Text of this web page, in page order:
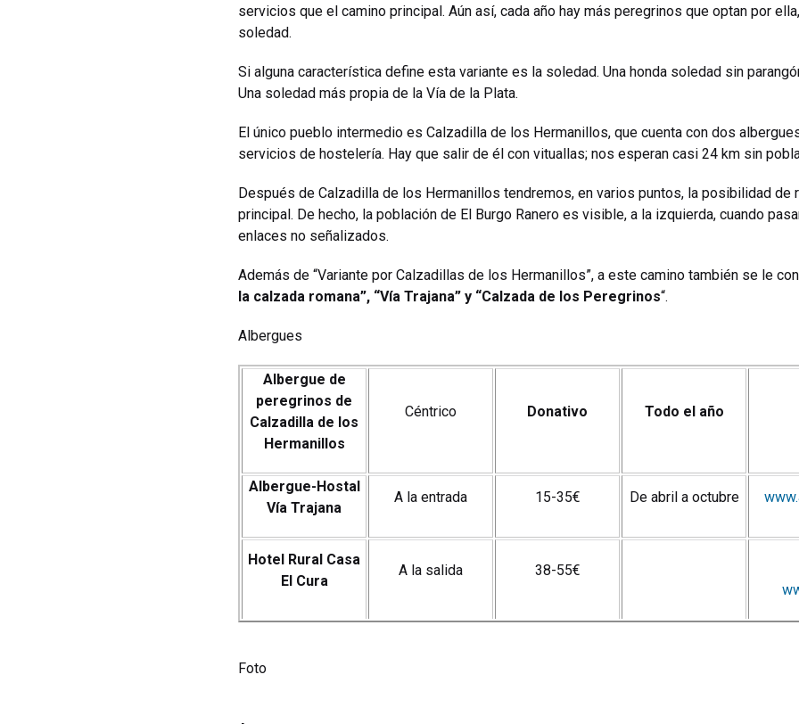
servicios que el camino principal. Aún así, cada año hay más peregrinos que optan por
soledad.
Si alguna característica define esta variante es la soledad. Una honda soledad sin
Una soledad más propia de la Vía de la Plata.
El único pueblo intermedio es Calzadilla de los Hermanillos, que cuenta con dos
servicios de hostelería. Hay que salir de él con vituallas; nos esperan casi 24 km sin
Después de Calzadilla de los Hermanillos tendremos, en varios puntos, la posibilidad de
principal. De hecho, la población de El Burgo Ranero es visible, a la izquierda, cuando
enlaces no señalizados.
Además de “Variante por Calzadillas de los Hermanillos”, a este camino también se le
la calzada romana”, “Vía Trajana” y “Calzada de los Peregrinos“.
Albergues
Albergue de
peregrinos de
Calzadilla de los
Hermanillos
Céntrico Donativo Todo el año
Albergue-Hostal
Vía Trajana
A la entrada 15-35€ De abril a octubre
Hotel Rural Casa
El Cura
A la salida
38-55€
Foto